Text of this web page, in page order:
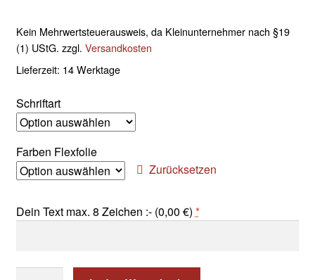
Kein Mehrwertsteuerausweis, da Kleinunternehmer nach §19
(1) UStG. zzgl. Versandkosten
Lieferzeit: 14 Werktage
Schriftart
Farben Flexfolie
Zurücksetzen
Dein Text max. 8 Zeichen :- (0,00 €) *